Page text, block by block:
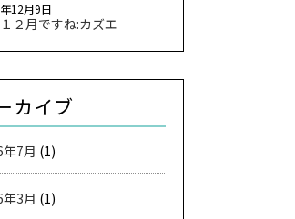
２月ですね:カズエ
12月9日
カイブ
7月 (1)
3月 (1)